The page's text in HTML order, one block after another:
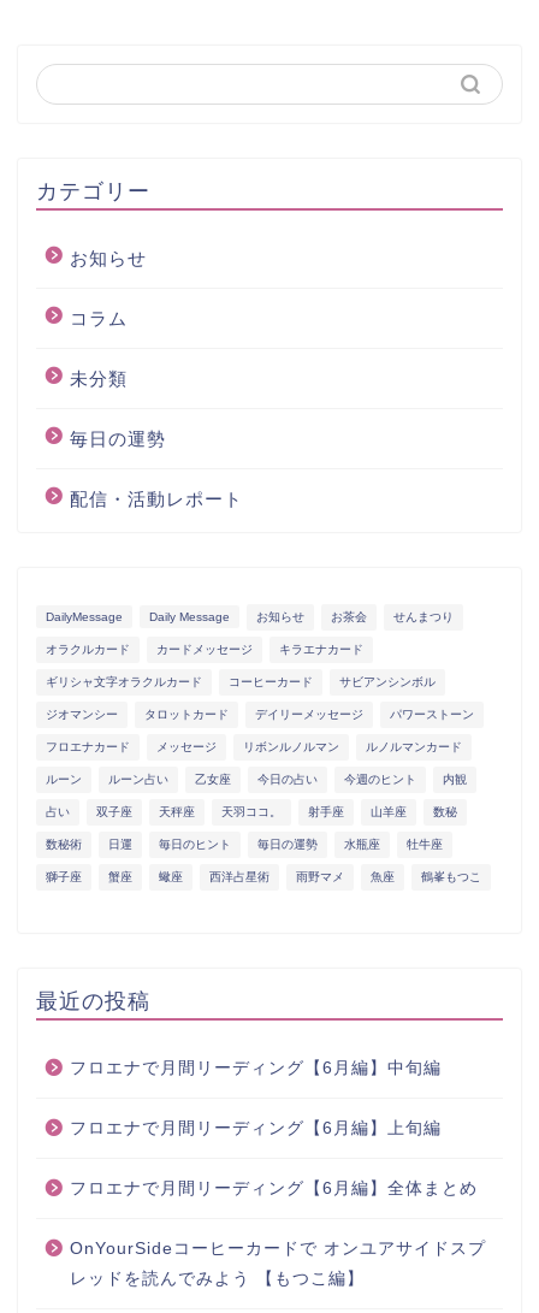
カテゴリー
お知らせ
コラム
未分類
毎日の運勢
配信・活動レポート
DailyMessage Daily Message お知らせ お茶会 せんまつり
オラクルカード カードメッセージ キラエナカード
ギリシャ文字オラクルカード コーヒーカード サビアンシンボル
ジオマンシー タロットカード デイリーメッセージ パワーストーン
フロエナカード メッセージ リボンルノルマン ルノルマンカード
ルーン ルーン占い 乙女座 今日の占い 今週のヒント 内観
占い 双子座 天秤座 天羽ココ。 射手座 山羊座 数秘
数秘術 日運 毎日のヒント 毎日の運勢 水瓶座 牡牛座
獅子座 蟹座 蠍座 西洋占星術 雨野マメ 魚座 鶴峯もつこ
最近の投稿
フロエナで月間リーディング【6月編】中旬編
フロエナで月間リーディング【6月編】上旬編
フロエナで月間リーディング【6月編】全体まとめ
OnYourSideコーヒーカードで オンユアサイドスプ
レッドを読んでみよう 【もつこ編】